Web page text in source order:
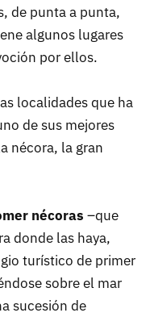
de punta a punta,
algunos lugares
por ellos.
localidades que ha
de sus mejores
nécora, la gran
nécoras –que
donde las haya,
turístico de primer
sobre el mar
sucesión de